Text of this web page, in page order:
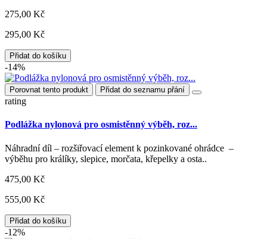
275,00 Kč
295,00 Kč
Přidat do košíku
-14%
Porovnat tento produkt Přidat do seznamu přání
rating
Podlážka nylonová pro osmistěnný výběh, roz...
Náhradní díl – rozšiřovací element k pozinkované ohrádce –
výběhu pro králíky, slepice, morčata, křepelky a osta..
475,00 Kč
555,00 Kč
Přidat do košíku
-12%